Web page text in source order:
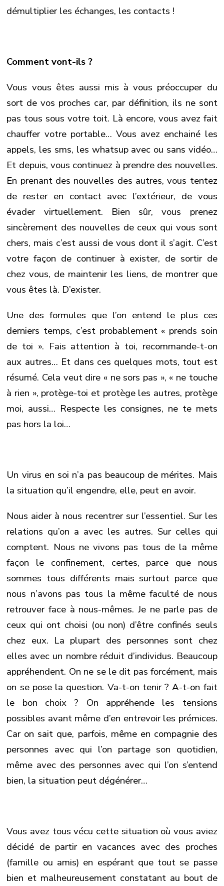
démultiplier les échanges, les contacts !
Comment vont-ils ?
Vous vous êtes aussi mis à vous préoccuper du
sort de vos proches car, par définition, ils ne sont
pas tous sous votre toit. Là encore, vous avez fait
chauffer votre portable… Vous avez enchainé les
appels, les sms, les whatsup avec ou sans vidéo…
Et depuis, vous continuez à prendre des nouvelles.
En prenant des nouvelles des autres, vous tentez
de rester en contact avec l’extérieur, de vous
évader virtuellement. Bien sûr, vous prenez
sincèrement des nouvelles de ceux qui vous sont
chers, mais c’est aussi de vous dont il s’agit. C’est
votre façon de continuer à exister, de sortir de
chez vous, de maintenir les liens, de montrer que
vous êtes là. D’exister.
Une des formules que l’on entend le plus ces
derniers temps, c’est probablement « prends soin
de toi ». Fais attention à toi, recommande-t-on
aux autres… Et dans ces quelques mots, tout est
résumé. Cela veut dire « ne sors pas », « ne touche
à rien », protège-toi et protège les autres, protège
moi, aussi… Respecte les consignes, ne te mets
pas hors la loi…
Un virus en soi n’a pas beaucoup de mérites. Mais
la situation qu’il engendre, elle, peut en avoir.
Nous aider à nous recentrer sur l’essentiel. Sur les
relations qu’on a avec les autres. Sur celles qui
comptent. Nous ne vivons pas tous de la même
façon le confinement, certes, parce que nous
sommes tous différents mais surtout parce que
nous n’avons pas tous la même faculté de nous
retrouver face à nous-mêmes. Je ne parle pas de
ceux qui ont choisi (ou non) d’être confinés seuls
chez eux. La plupart des personnes sont chez
elles avec un nombre réduit d’individus. Beaucoup
appréhendent. On ne se le dit pas forcément, mais
on se pose la question. Va-t-on tenir ? A-t-on fait
le bon choix ? On appréhende les tensions
possibles avant même d’en entrevoir les prémices.
Car on sait que, parfois, même en compagnie des
personnes avec qui l’on partage son quotidien,
même avec des personnes avec qui l’on s’entend
bien, la situation peut dégénérer…
Vous avez tous vécu cette situation où vous aviez
décidé de partir en vacances avec des proches
(famille ou amis) en espérant que tout se passe
bien et malheureusement constatant au bout de